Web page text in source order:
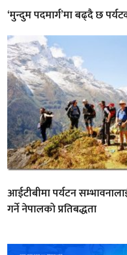
‘मुन्दुम पदमार्ग’मा बढ्दै छ
आईटीबीमा पर्यटन
गर्ने नेपालको प्रतिबद्धता